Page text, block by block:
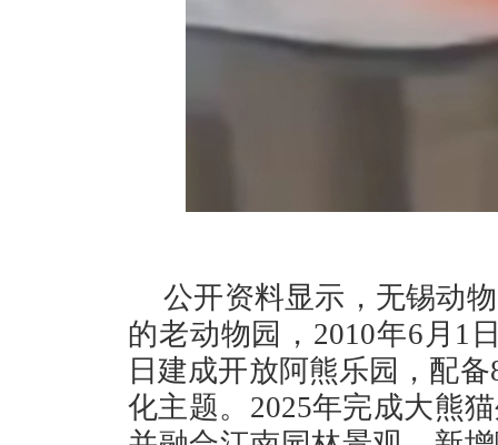
公开资料显示，无锡动
的老动物园，2010年6月1
日建成开放阿熊乐园，配
化主题。2025年完成大熊